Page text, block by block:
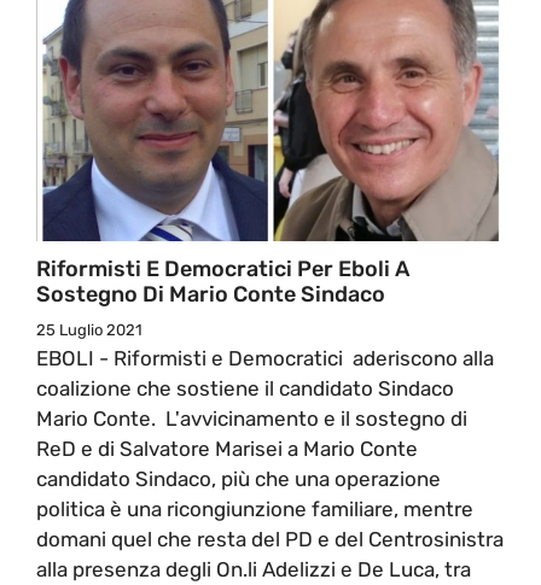
Riformisti E Democratici Per Eboli A
Sostegno Di Mario Conte Sindaco
25 Luglio 2021
EBOLI - Riformisti e Democratici aderiscono alla
coalizione che sostiene il candidato Sindaco
Mario Conte. L'avvicinamento e il sostegno di
ReD e di Salvatore Marisei a Mario Conte
candidato Sindaco, più che una operazione
politica è una ricongiunzione familiare, mentre
domani quel che resta del PD e del Centrosinistra
alla presenza degli On.li Adelizzi e De Luca, tra